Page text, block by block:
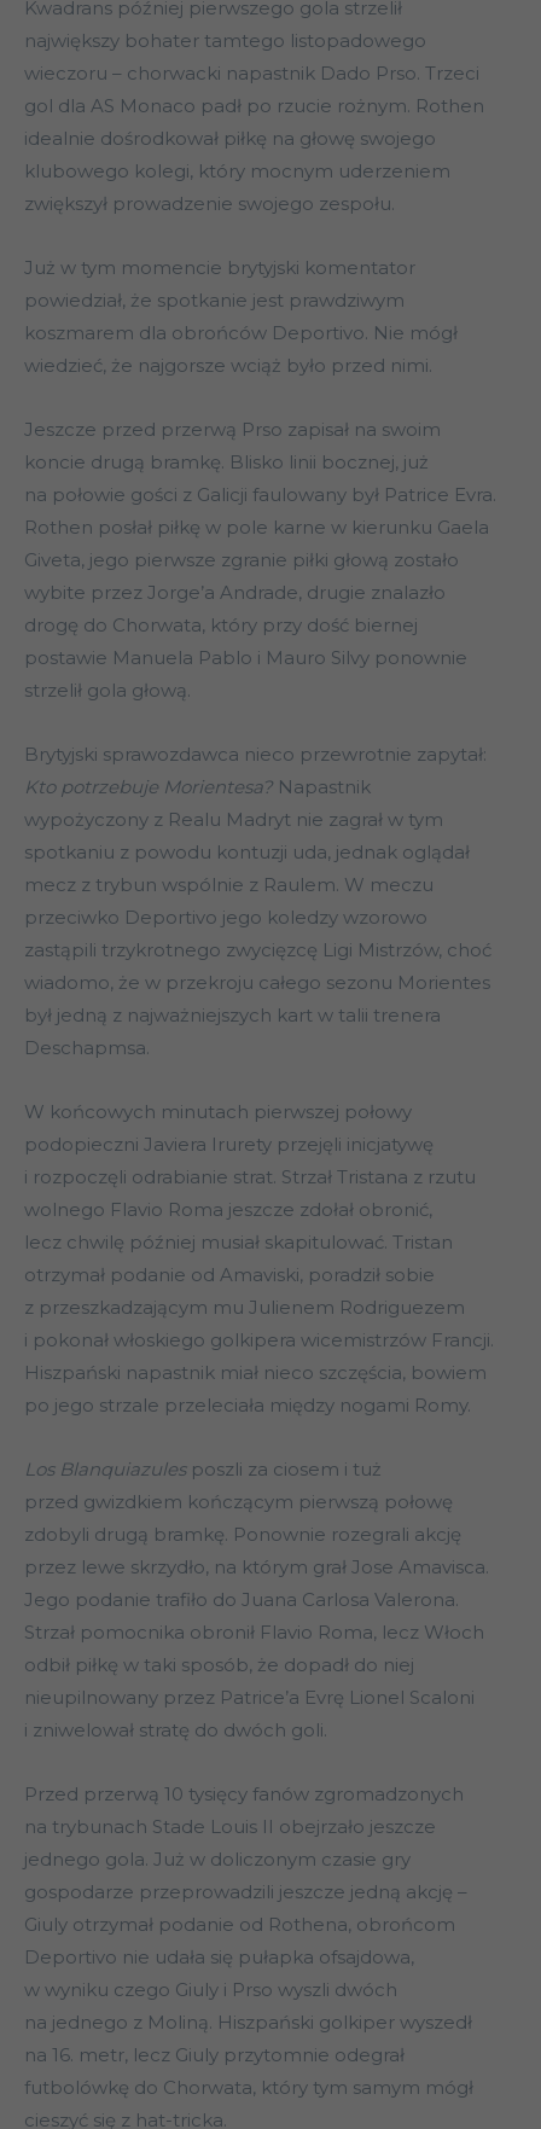
Kwadrans później pierwszego gola strzelił
największy bohater tamtego listopadowego
wieczoru – chorwacki napastnik Dado Prso. Trzeci
gol dla AS Monaco padł po rzucie rożnym. Rothen
idealnie dośrodkował piłkę na głowę swojego
klubowego kolegi, który mocnym uderzeniem
zwiększył prowadzenie swojego zespołu.
Już w tym momencie brytyjski komentator
powiedział, że spotkanie jest prawdziwym
koszmarem dla obrońców Deportivo. Nie mógł
wiedzieć, że najgorsze wciąż było przed nimi.
Jeszcze przed przerwą Prso zapisał na swoim
koncie drugą bramkę. Blisko linii bocznej, już
na połowie gości z Galicji faulowany był Patrice Evra.
Rothen posłał piłkę w pole karne w kierunku Gaela
Giveta, jego pierwsze zgranie piłki głową zostało
wybite przez Jorge’a Andrade, drugie znalazło
drogę do Chorwata, który przy dość biernej
postawie Manuela Pablo i Mauro Silvy ponownie
strzelił gola głową.
Brytyjski sprawozdawca nieco przewrotnie zapytał:
Kto potrzebuje Morientesa? Napastnik
wypożyczony z Realu Madryt nie zagrał w tym
spotkaniu z powodu kontuzji uda, jednak oglądał
mecz z trybun wspólnie z Raulem. W meczu
przeciwko Deportivo jego koledzy wzorowo
zastąpili trzykrotnego zwycięzcę Ligi Mistrzów, choć
wiadomo, że w przekroju całego sezonu Morientes
był jedną z najważniejszych kart w talii trenera
Deschapmsa.
W końcowych minutach pierwszej połowy
podopieczni Javiera Irurety przejęli inicjatywę
i rozpoczęli odrabianie strat. Strzał Tristana z rzutu
wolnego Flavio Roma jeszcze zdołał obronić,
lecz chwilę później musiał skapitulować. Tristan
otrzymał podanie od Amaviski, poradził sobie
z przeszkadzającym mu Julienem Rodriguezem
i pokonał włoskiego golkipera wicemistrzów Francji.
Hiszpański napastnik miał nieco szczęścia, bowiem
po jego strzale przeleciała między nogami Romy.
Los Blanquiazulesposzli za ciosem i tuż
przed gwizdkiem kończącym pierwszą połowę
zdobyli drugą bramkę. Ponownie rozegrali akcję
przez lewe skrzydło, na którym grał Jose Amavisca.
Jego podanie trafiło do Juana Carlosa Valerona.
Strzał pomocnika obronił Flavio Roma, lecz Włoch
odbił piłkę w taki sposób, że dopadł do niej
nieupilnowany przez Patrice’a Evrę Lionel Scaloni
i zniwelował stratę do dwóch goli.
Przed przerwą 10 tysięcy fanów zgromadzonych
na trybunach Stade Louis II obejrzało jeszcze
jednego gola. Już w doliczonym czasie gry
gospodarze przeprowadzili jeszcze jedną akcję –
Giuly otrzymał podanie od Rothena, obrońcom
Deportivo nie udała się pułapka ofsajdowa,
w wyniku czego Giuly i Prso wyszli dwóch
na jednego z Moliną. Hiszpański golkiper wyszedł
na 16. metr, lecz Giuly przytomnie odegrał
futbolówkę do Chorwata, który tym samym mógł
cieszyć się z hat-tricka.